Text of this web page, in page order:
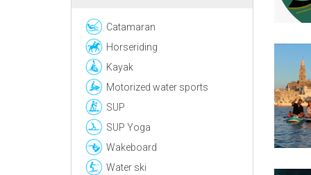
Catamaran
Horseriding
Kayak
Motorized water sports
SUP
SUP Yoga
Wakeboard
Water ski